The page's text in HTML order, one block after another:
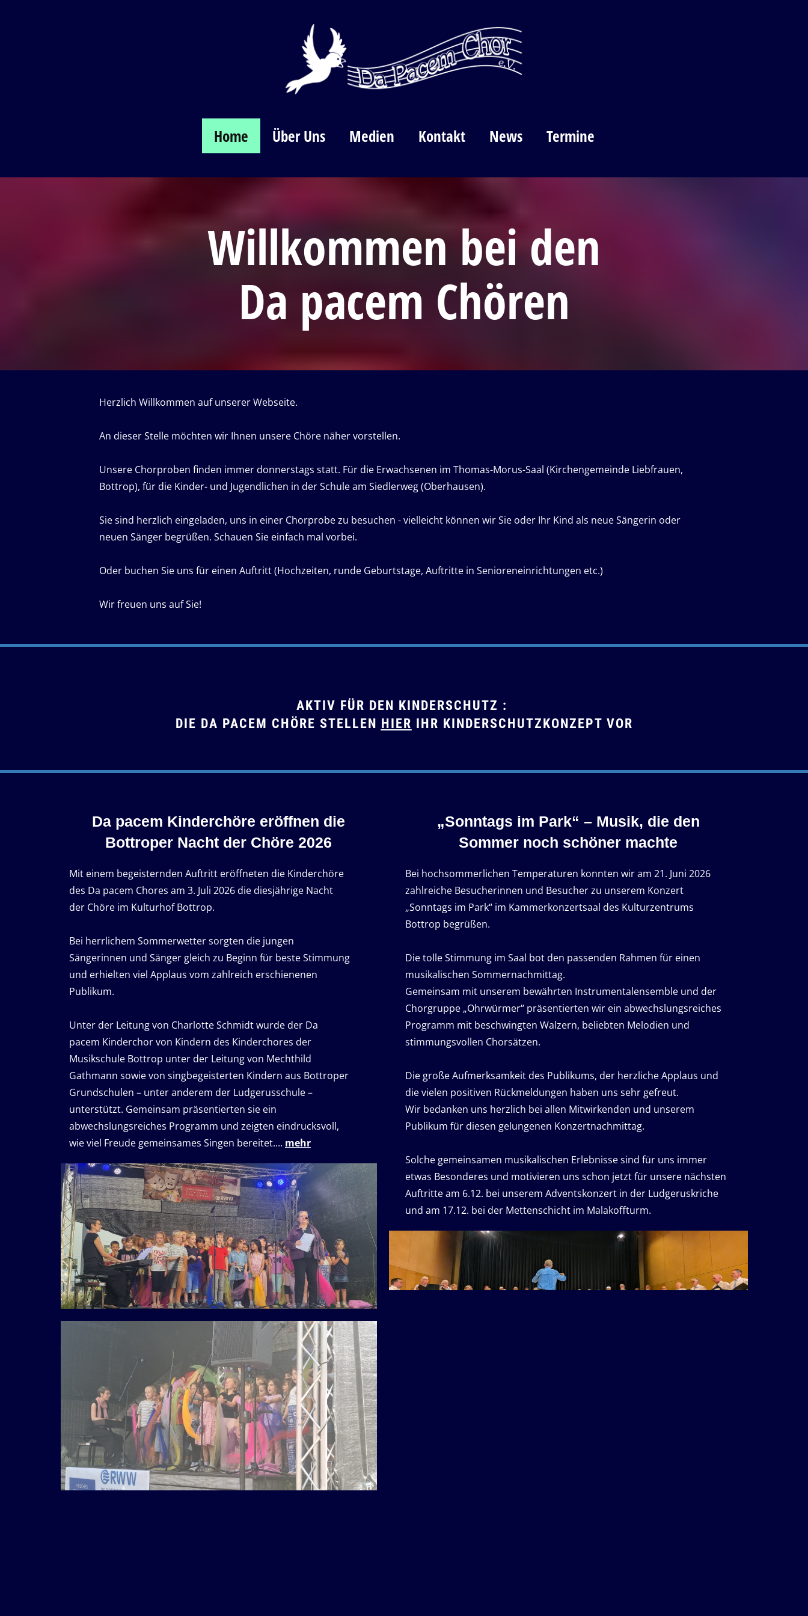
Home Über Uns Medien Kontakt News Termine
Willkommen bei den
Da pacem Chören
Herzlich Willkommen auf unserer Webseite.
An dieser Stelle möchten wir Ihnen unsere Chöre näher vorstellen.
Unsere Chorproben finden immer donnerstags statt. Für die Erwachsenen im Thomas-Morus-Saal (Kirchengemeinde Liebfrauen,
Bottrop), für die Kinder- und Jugendlichen in der Schule am Siedlerweg (Oberhausen).
Sie sind herzlich eingeladen, uns in einer Chorprobe zu besuchen - vielleicht können wir Sie oder Ihr Kind als neue Sängerin oder
neuen Sänger begrüßen. Schauen Sie einfach mal vorbei.
Oder buchen Sie uns für einen Auftritt (Hochzeiten, runde Geburtstage, Auftritte in Senioreneinrichtungen etc.)
Wir freuen uns auf Sie!
AKTIV FÜR DEN KINDERSCHUTZ :
DIE DA PACEM CHÖRE STELLEN HIER IHR KINDERSCHUTZKONZEPT VOR
Da pacem Kinderchöre eröffnen die
Bottroper Nacht der Chöre 2026
Mit einem begeisternden Auftritt eröffneten die Kinderchöre
des Da pacem Chores am 3. Juli 2026 die diesjährige Nacht
der Chöre im Kulturhof Bottrop.
Bei herrlichem Sommerwetter sorgten die jungen
Sängerinnen und Sänger gleich zu Beginn für beste Stimmung
und erhielten viel Applaus vom zahlreich erschienenen
Publikum.
Unter der Leitung von Charlotte Schmidt wurde der Da
pacem Kinderchor von Kindern des Kinderchores der
Musikschule Bottrop unter der Leitung von Mechthild
Gathmann sowie von singbegeisterten Kindern aus Bottroper
Grundschulen – unter anderem der Ludgerusschule –
unterstützt. Gemeinsam präsentierten sie ein
abwechslungsreiches Programm und zeigten eindrucksvoll,
wie viel Freude gemeinsames Singen bereitet.... mehr
„Sonntags im Park“ – Musik, die den
Sommer noch schöner machte
Bei hochsommerlichen Temperaturen konnten wir am 21. Juni 2026
zahlreiche Besucherinnen und Besucher zu unserem Konzert
„Sonntags im Park“ im Kammerkonzertsaal des Kulturzentrums
Bottrop begrüßen.
Die tolle Stimmung im Saal bot den passenden Rahmen für einen
musikalischen Sommernachmittag.
Gemeinsam mit unserem bewährten Instrumentalensemble und der
Chorgruppe „Ohrwürmer“ präsentierten wir ein abwechslungsreiches
Programm mit beschwingten Walzern, beliebten Melodien und
stimmungsvollen Chorsätzen.
Die große Aufmerksamkeit des Publikums, der herzliche Applaus und
die vielen positiven Rückmeldungen haben uns sehr gefreut.
Wir bedanken uns herzlich bei allen Mitwirkenden und unserem
Publikum für diesen gelungenen Konzertnachmittag.
Solche gemeinsamen musikalischen Erlebnisse sind für uns immer
etwas Besonderes und motivieren uns schon jetzt für unsere nächsten
Auftritte am 6.12. bei unserem Adventskonzert in der Ludgeruskriche
und am 17.12. bei der Mettenschicht im Malakoffturm.